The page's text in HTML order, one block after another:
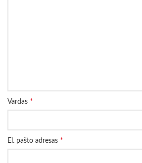
Vardas *
El. pašto adresas *